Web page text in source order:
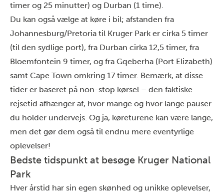
timer og 25 minutter) og Durban (1 time).
Du kan også vælge at køre i bil; afstanden fra
Johannesburg/Pretoria til Kruger Park er cirka 5 timer
(til den sydlige port), fra Durban cirka 12,5 timer, fra
Bloemfontein 9 timer, og fra Gqeberha (Port Elizabeth)
samt Cape Town omkring 17 timer. Bemærk, at disse
tider er baseret på non-stop kørsel – den faktiske
rejsetid afhænger af, hvor mange og hvor lange pauser
du holder undervejs. Og ja, køreturene kan være lange,
men det gør dem også til endnu mere eventyrlige
oplevelser!
Bedste tidspunkt at besøge Kruger National
Park
Hver årstid har sin egen skønhed og unikke oplevelser,